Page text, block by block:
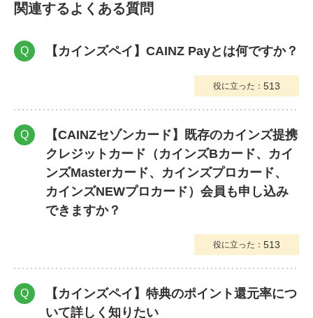
関連するよくある質問
Q 【カインズペイ】CAINZ Payとは何ですか？
役に立った： 513
Q
【CAINZセゾンカード】既存のカインズ提携
クレジットカード（カインズBカード、カイ
ンズMasterカード、カインズプロカード、
カインズNEWプロカード）会員も申し込み
できますか？
役に立った： 513
Q
【カインズペイ】特典のポイント還元率につ
いて詳しく知りたい